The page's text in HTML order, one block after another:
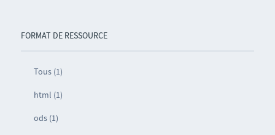
FORMAT DE RESSOURCE
Tous (1)
html (1)
ods (1)